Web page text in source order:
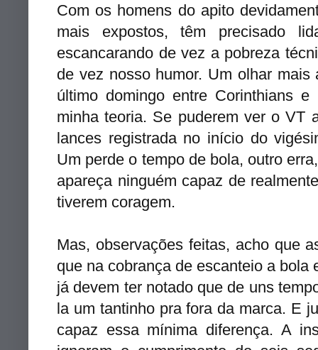
Com os homens do apito
mais expostos, têm precisado
escancarando de vez a pobreza
de vez nosso humor. Um olhar
último domingo entre Corinthians
minha teoria. Se puderem ver o VT
lances registrada no início do
Um perde o tempo de bola, outro
apareça ninguém capaz de
tiverem coragem.
Mas, observações feitas, acho que
que na cobrança de escanteio a
já devem ter notado que de uns
la um tantinho pra fora da marca. E
capaz essa mínima diferença. A